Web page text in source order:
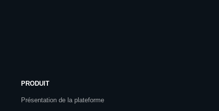
PRODUIT
Présentation de la plateforme